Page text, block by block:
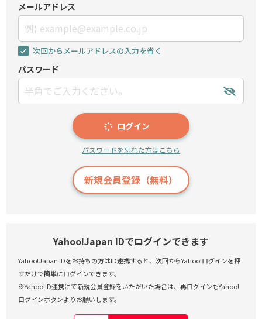
メールアドレス
次回からメールアドレスの入力を省く
パスワード
ログイン
パスワードを忘れた方はこちら
新規会員登録（無料）
Yahoo!Japan IDでログインできます
Yahoo!Japan IDをお持ちの方はID連携すると、次回からYahoo!ログインを押
すだけで簡単にログインできます。
※Yahoo!ID連携にて新規会員登録をいただいた場合は、再ログインもYahoo!
ログインボタンよりお願いします。